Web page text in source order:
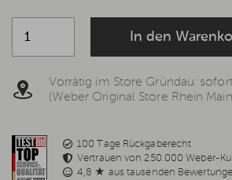
In den
Vorrätig im Store Gründau:
(Weber Original Store Rhein
100 Tage Rückgaberecht
Vertrauen von 250.000 Weber-
4,8 ★ aus tausenden